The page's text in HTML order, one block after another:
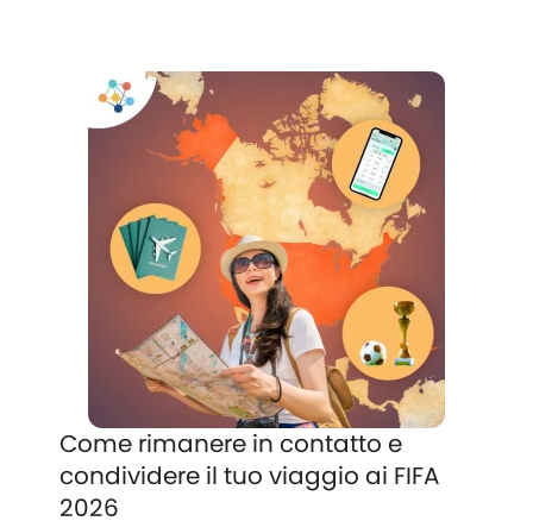
Come rimanere in contatto e
condividere il tuo viaggio ai FIFA
2026